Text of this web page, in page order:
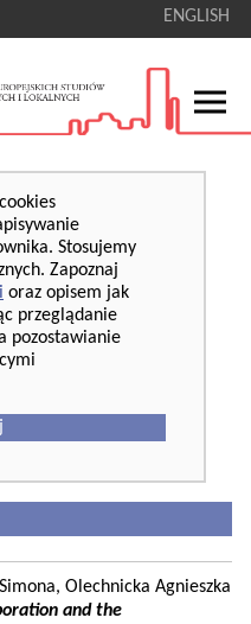
ENGLISH
Stosujemy
Zapoznaj
oraz opisem jak
przeglądanie
pozostawianie
Olechnicka Agnieszka
and the